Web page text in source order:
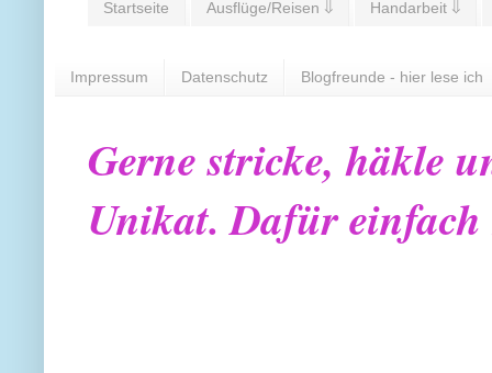
Startseite Ausflüge/Reisen ⇓ Handarbeit ⇓
Impressum Datenschutz Blogfreunde - hier lese ich
Gerne stricke, häkle
Unikat. Dafür